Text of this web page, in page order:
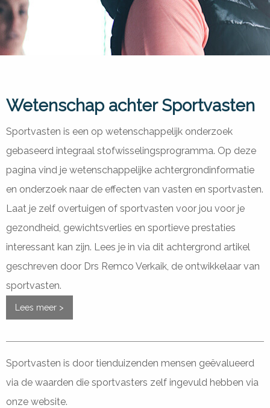
Wetenschap achter Sportvasten
Sportvasten is een op wetenschappelijk onderzoek
gebaseerd integraal stofwisselingsprogramma. Op deze
pagina vind je wetenschappelijke achtergrondinformatie
en onderzoek naar de effecten van vasten en sportvasten.
Laat je zelf overtuigen of sportvasten voor jou voor je
gezondheid, gewichtsverlies en sportieve prestaties
interessant kan zijn. Lees je in via dit achtergrond artikel
geschreven door Drs Remco Verkaik, de ontwikkelaar van
sportvasten.
Lees meer >
Sportvasten is door tienduizenden mensen geëvalueerd
via de waarden die sportvasters zelf ingevuld hebben via
onze website.